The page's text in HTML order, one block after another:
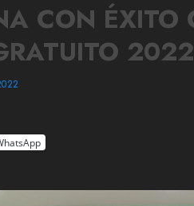
CON ÉXITO
2022